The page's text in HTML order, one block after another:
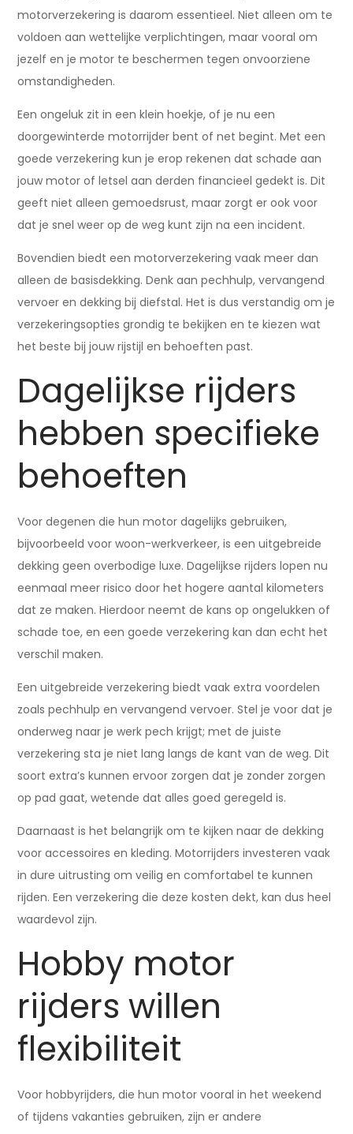
motorverzekering is daarom essentieel. Niet alleen om te
voldoen aan wettelijke verplichtingen, maar vooral om
jezelf en je motor te beschermen tegen onvoorziene
omstandigheden.
Een ongeluk zit in een klein hoekje, of je nu een
doorgewinterde motorrijder bent of net begint. Met een
goede verzekering kun je erop rekenen dat schade aan
jouw motor of letsel aan derden financieel gedekt is. Dit
geeft niet alleen gemoedsrust, maar zorgt er ook voor
dat je snel weer op de weg kunt zijn na een incident.
Bovendien biedt een motorverzekering vaak meer dan
alleen de basisdekking. Denk aan pechhulp, vervangend
vervoer en dekking bij diefstal. Het is dus verstandig om je
verzekeringsopties grondig te bekijken en te kiezen wat
het beste bij jouw rijstijl en behoeften past.
Dagelijkse rijders
hebben specifieke
behoeften
Voor degenen die hun motor dagelijks gebruiken,
bijvoorbeeld voor woon-werkverkeer, is een uitgebreide
dekking geen overbodige luxe. Dagelijkse rijders lopen nu
eenmaal meer risico door het hogere aantal kilometers
dat ze maken. Hierdoor neemt de kans op ongelukken of
schade toe, en een goede verzekering kan dan echt het
verschil maken.
Een uitgebreide verzekering biedt vaak extra voordelen
zoals pechhulp en vervangend vervoer. Stel je voor dat je
onderweg naar je werk pech krijgt; met de juiste
verzekering sta je niet lang langs de kant van de weg. Dit
soort extra’s kunnen ervoor zorgen dat je zonder zorgen
op pad gaat, wetende dat alles goed geregeld is.
Daarnaast is het belangrijk om te kijken naar de dekking
voor accessoires en kleding. Motorrijders investeren vaak
in dure uitrusting om veilig en comfortabel te kunnen
rijden. Een verzekering die deze kosten dekt, kan dus heel
waardevol zijn.
Hobby motor
rijders willen
flexibiliteit
Voor hobbyrijders, die hun motor vooral in het weekend
of tijdens vakanties gebruiken, zijn er andere